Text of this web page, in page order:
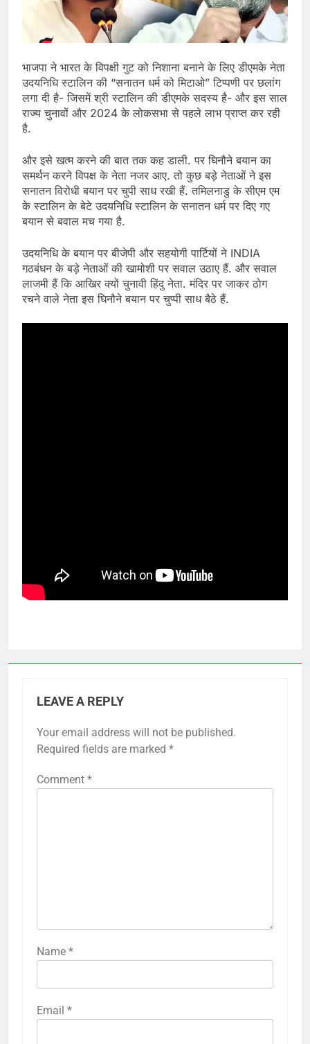
भाजपा ने भारत के विपक्षी गुट को निशाना बनाने के लिए डीएमके नेता
उदयनिधि स्टालिन की “सनातन धर्म को मिटाओ” टिप्पणी पर छलांग
लगा दी है- जिसमें श्री स्टालिन की डीएमके सदस्य है- और इस साल
राज्य चुनावों और 2024 के लोकसभा से पहले लाभ प्राप्त कर रही
है.
और इसे खत्म करने की बात तक कह डाली. पर घिनौने बयान का
समर्थन करने विपक्ष के नेता नजर आए. तो कुछ बड़े नेताओं ने इस
सनातन विरोधी बयान पर चुपी साध रखी हैं. तमिलनाडु के सीएम एम
के स्टालिन के बेटे उदयनिधि स्टालिन के सनातन धर्म पर दिए गए
बयान से बवाल मच गया है.
उदयनिधि के बयान पर बीजेपी और सहयोगी पार्टियों ने INDIA
गठबंधन के बड़े नेताओं की खामोशी पर सवाल उठाए हैं. और सवाल
लाजमी हैं कि आखिर क्यों चुनावी हिंदु नेता. मंदिर पर जाकर ठोग
रचने वाले नेता इस घिनौने बयान पर चुप्पी साध बैठे हैं.
LEAVE A REPLY
Your email address will not be published.
Required fields are marked *
Comment *
Name *
Email *